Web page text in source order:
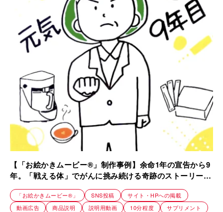
【「お絵かきムービー®」制作事例】余命1年の宣告から9
年。「戦える体」でがんに挑み続ける奇跡のストーリー｜
合同会社NEXT
「お絵かきムービー®」 SNS投稿
サイト・HPへの掲載
動画広告
商品説明 説明用動画 10分程度
サプリメント